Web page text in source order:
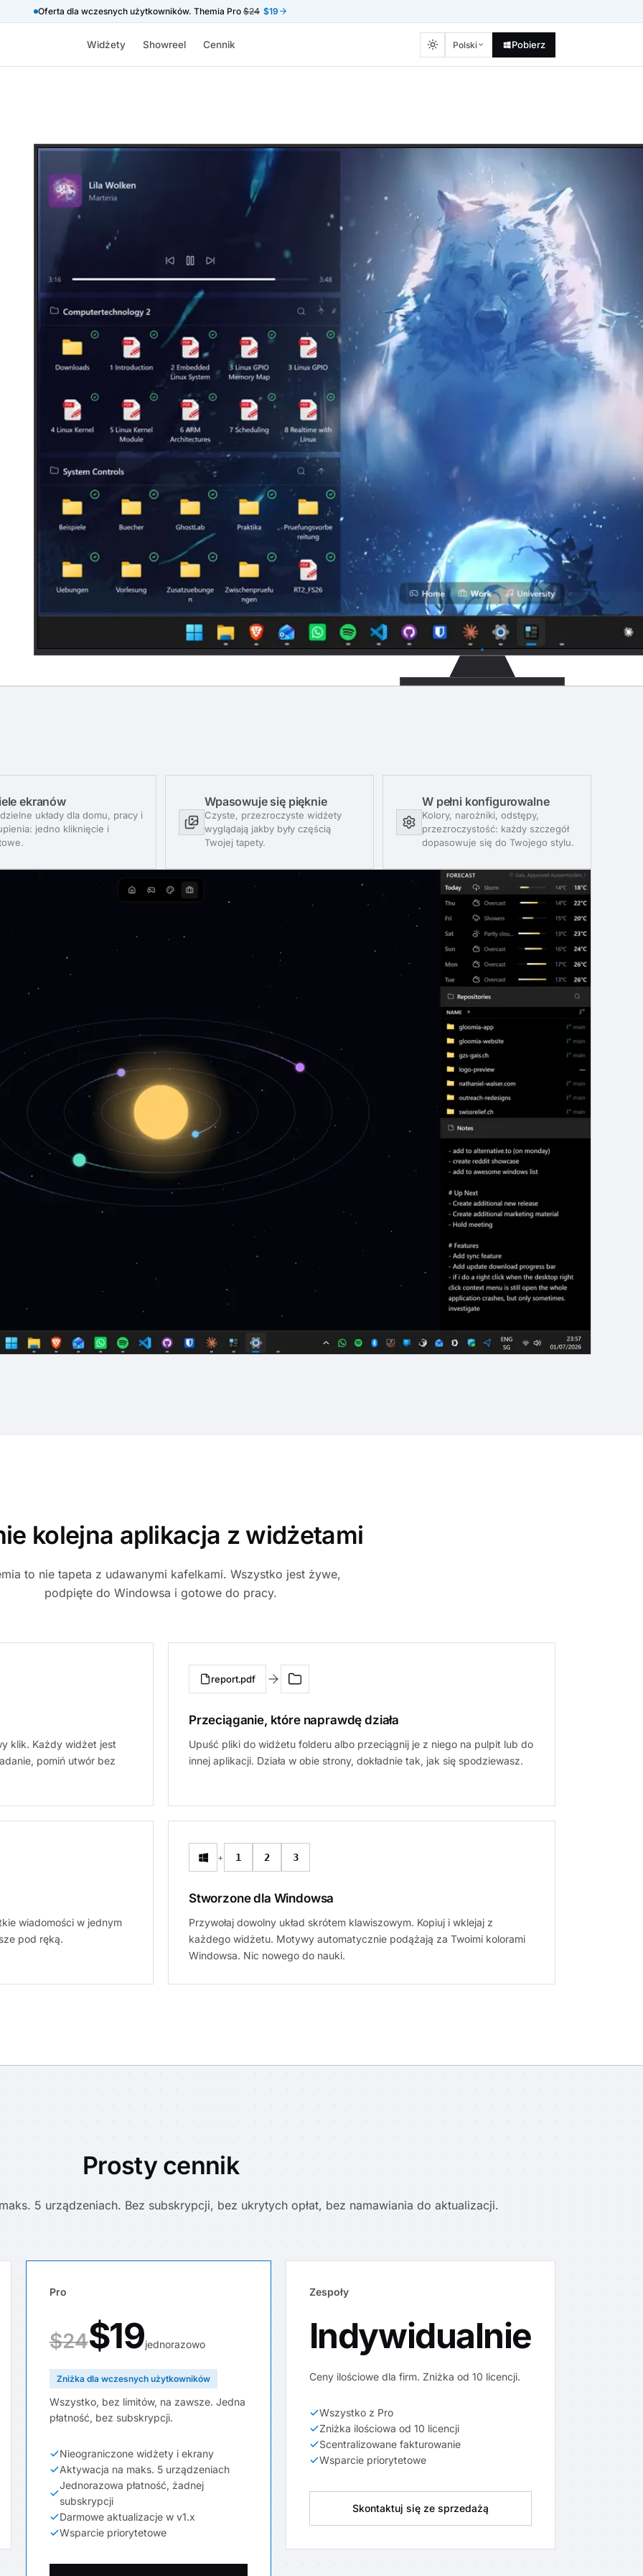
Oferta dla wczesnych użytkowników. Themia Pro $24 $19
Widżety Showreel Cennik Polski Pobierz
ekranów
układy dla domu, pracy i
jedno kliknięcie i
Wpasowuje się pięknie
Czyste, przezroczyste widżety
wyglądają jakby były częścią
Twojej tapety.
W pełni konfigurowalne
Kolory, narożniki, odstępy,
przezroczystość: każdy szczegół
dopasowuje się do Twojego stylu.
kolejna aplikacja z widżetami
to nie tapeta z udawanymi kafelkami. Wszystko jest żywe,
podpięte do Windowsa i gotowe do pracy.
klik. Każdy widżet jest
pomiń utwór bez
report.pdf
Przeciąganie, które naprawdę działa
Upuść pliki do widżetu folderu albo przeciągnij je z niego na pulpit lub do
innej aplikacji. Działa w obie strony, dokładnie tak, jak się spodziewasz.
wiadomości w jednym
pod ręką.
+ 1 2 3
Stworzone dla Windowsa
Przywołaj dowolny układ skrótem klawiszowym. Kopiuj i wklejaj z
każdego widżetu. Motywy automatycznie podążają za Twoimi kolorami
Windowsa. Nic nowego do nauki.
Prosty cennik
5 urządzeniach. Bez subskrypcji, bez ukrytych opłat, bez namawiania do aktualizacji.
Pro
$24$19jednorazowo
Zniżka dla wczesnych użytkowników
Wszystko, bez limitów, na zawsze. Jedna
płatność, bez subskrypcji.
Nieograniczone widżety i ekrany
Aktywacja na maks. 5 urządzeniach
Jednorazowa płatność, żadnej
subskrypcji
Darmowe aktualizacje w v1.x
Wsparcie priorytetowe
Zespoły
Indywidualnie
Ceny ilościowe dla firm. Zniżka od 10 licencji.
Wszystko z Pro
Zniżka ilościowa od 10 licencji
Scentralizowane fakturowanie
Wsparcie priorytetowe
Skontaktuj się ze sprzedażą